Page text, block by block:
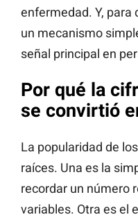
enfermedad. Y, para
un mecanismo
señal principal en
Por qué la
se convirtió
La popularidad de
raíces. Una es la
recordar un número
variables. Otra es el